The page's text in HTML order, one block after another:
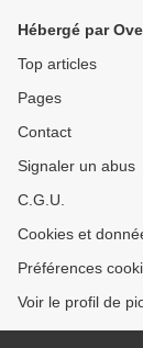
Hébergé par
Top articles
Pages
Contact
Signaler un abus
C.G.U.
Cookies et
Préférences
Voir le profil de